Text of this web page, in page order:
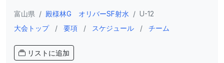
富山県 / 殿様林G オリバーSF射水 / U-12
大会トップ
/ 要項 / スケジュール / チーム
リストに追加